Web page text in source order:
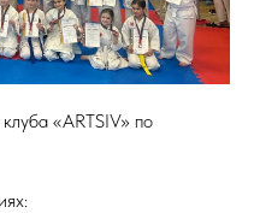
«ARTSIV» по